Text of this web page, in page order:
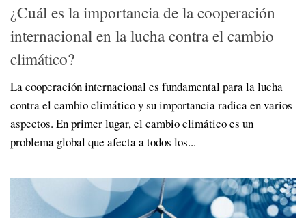
¿Cuál es la importancia de la cooperación
internacional en la lucha contra el cambio
climático?
La cooperación internacional es fundamental para la lucha
contra el cambio climático y su importancia radica en varios
aspectos. En primer lugar, el cambio climático es un
problema global que afecta a todos los...